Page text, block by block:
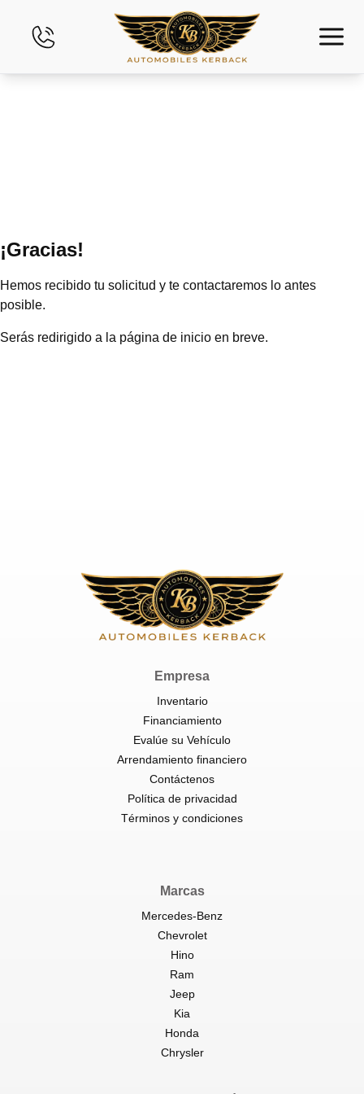
¡Gracias!
Hemos recibido tu solicitud y te contactaremos lo antes
posible.
Serás redirigido a la página de inicio en breve.
Empresa
Inventario
Financiamiento
Evalúe su Vehículo
Arrendamiento financiero
Contáctenos
Política de privacidad
Términos y condiciones
Marcas
Mercedes-Benz
Chevrolet
Hino
Ram
Jeep
Kia
Honda
Chrysler